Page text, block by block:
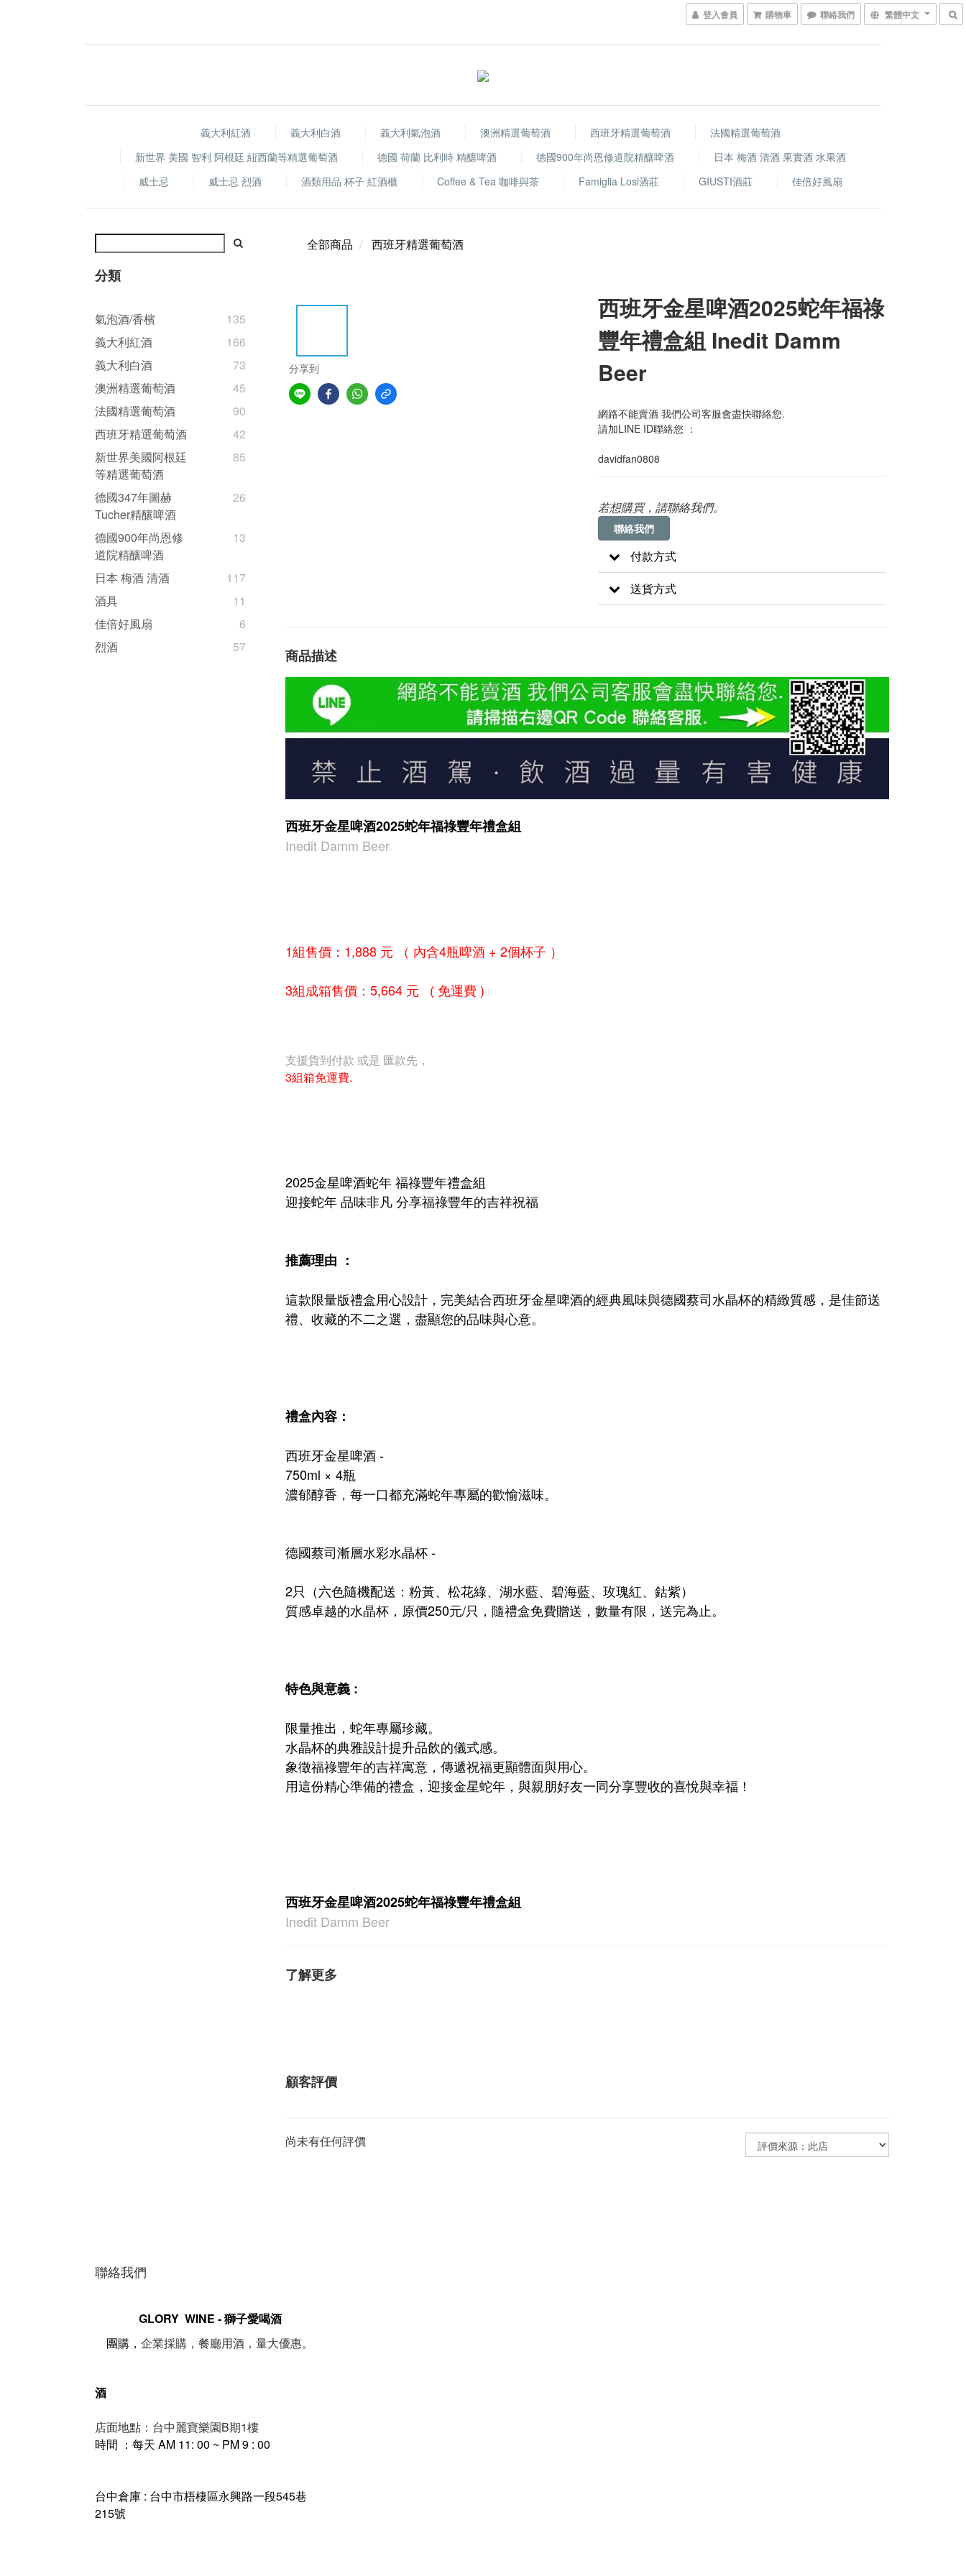
登入會員 購物車 聯絡我們 繁體中文
義大利紅酒 義大利白酒 義大利氣泡酒 澳洲精選葡萄酒 西班牙精選葡萄酒
法國精選葡萄酒
新世界 美國 智利 阿根廷 紐西蘭等精選葡萄酒
德國 荷蘭 比利時 精釀啤酒 德國900年尚恩修道院精釀啤酒
日本 梅酒 清酒 果實酒 水果酒
威士忌
威士忌 烈酒 酒類用品 杯子 紅酒櫃 Coffee & Tea 咖啡與茶 Famiglia Losi酒莊 GIUSTI酒莊 佳倍好風扇
分類
氣泡酒/香檳
135
義大利紅酒
166
義大利白酒
73
澳洲精選葡萄酒
45
法國精選葡萄酒
90
西班牙精選葡萄酒
42
新世界美國阿根廷
等精選葡萄酒
85
德國347年圖赫
Tucher精釀啤酒
26
德國900年尚恩修
道院精釀啤酒
13
日本 梅酒 清酒
117
酒具
11
佳倍好風扇
6
烈酒
57
全部商品 西班牙精選葡萄酒
分享到
西班牙金星啤酒2025蛇年福祿
豐年禮盒組 Inedit Damm
Beer
網路不能賣酒 我們公司客服會盡快聯絡您.
請加LINE ID聯絡您 ：
davidfan0808
若想購買，請聯絡我們。
聯絡我們
付款方式
送貨方式
商品描述
西班牙金星啤酒2025蛇年福祿豐年禮盒組
Inedit Damm Beer
1組售價：1,888 元 （ 內含4瓶啤酒 + 2個杯子 ）
3組成箱售價：5,664 元 ( 免運費 )
支援貨到付款 或是 匯款先，
3組箱免運費.
2025金星啤酒蛇年 福祿豐年禮盒組
迎接蛇年 品味非凡 分享福祿豐年的吉祥祝福
推薦理由 ：
這款限量版禮盒用心設計，完美結合西班牙金星啤酒的經典風味與德國蔡司水晶杯的精緻質感，是佳節送
禮、收藏的不二之選，盡顯您的品味與心意。
禮盒內容：
西班牙金星啤酒 -
750ml × 4瓶
濃郁醇香，每一口都充滿蛇年專屬的歡愉滋味。
德國蔡司漸層水彩水晶杯 -
2只（六色隨機配送：粉黃、松花綠、湖水藍、碧海藍、玫瑰紅、鈷紫）
質感卓越的水晶杯，原價250元/只，隨禮盒免費贈送，數量有限，送完為止。
特色與意義 :
限量推出，蛇年專屬珍藏。
水晶杯的典雅設計提升品飲的儀式感。
象徵福祿豐年的吉祥寓意，傳遞祝福更顯體面與用心。
用這份精心準備的禮盒，迎接金星蛇年，與親朋好友一同分享豐收的喜悅與幸福！
西班牙金星啤酒2025蛇年福祿豐年禮盒組
Inedit Damm Beer
了解更多
顧客評價
尚未有任何評價
聯絡我們
GLORY WINE - 獅子愛喝酒
團購， 企業採購，餐廳用酒，量大優惠。
酒
店面地點：台中麗寶樂園B期1樓
時間 ：每天 AM 11: 00 ~ PM 9 : 00
台中倉庫 : 台中市梧棲區永興路一段545巷
215號